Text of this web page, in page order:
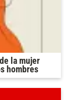
la mujer
hombres